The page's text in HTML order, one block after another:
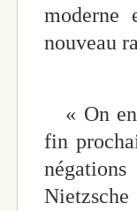
moderne
nouveau
« On
fin